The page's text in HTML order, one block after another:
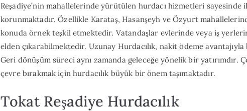
Reşadiye’nin mahallelerinde yürütülen hurdacı hizmetleri
korunmaktadır. Özellikle Karataş, Hasanşeyh ve Özyurt
konuda örnek teşkil etmektedir. Vatandaşlar evlerinde veya iş
elden çıkarabilmektedir. Uzunay Hurdacılık, nakit ödeme
Geri dönüşüm süreci aynı zamanda geleceğe yönelik bir
çevre bırakmak için hurdacılık büyük bir önem taşımaktadır.
Tokat Reşadiye Hurdacılık